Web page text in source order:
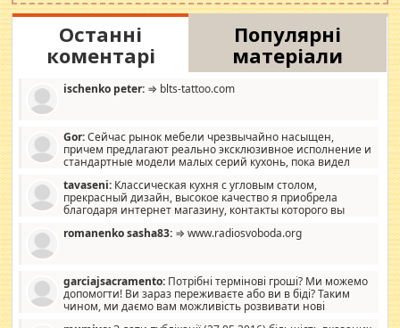
Останні
коментарі
Популярні
матеріали
ischenko peter: ⇒ blts-tattoo.com
Gor:Сейчас рынок мебели чрезвычайно насыщен,
причем предлагают реально эксклюзивное исполнение и
стандартные модели малых серий кухонь, пока видел
стандартные формы, в MebelOk, креативненько и что главное -
со вкусом все в порядке, без ненужных наворотов удорожающих
мебель, а это не последний фактор.
tavaseni: Классическая кухня с угловым столом,
прекрасный дизайн, высокое качество я приобрела
благодаря интернет магазину, контакты которого вы
romanenko sasha83: ⇒ www.radiosvoboda.org
garciajsacramento: Потрібні термінові гроші? Ми можемо
допомогти! Ви зараз переживаєте або ви в біді? Таким
чином, ми даємо вам можливість розвивати нові